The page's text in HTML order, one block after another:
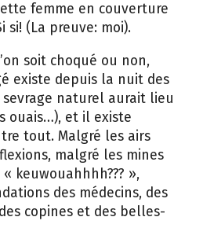
femme en couverture
si! (La preuve: moi).
soit choqué ou non,
existe depuis la nuit des
naturel aurait lieu
ouais…), et il existe
tout. Malgré les airs
malgré les mines
keuwouahhhh??? »,
des médecins, des
copines et des belles-